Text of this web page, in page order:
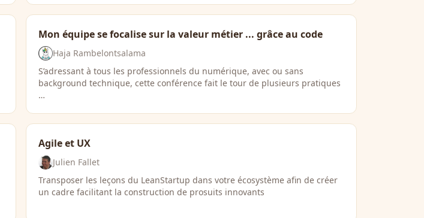
Mon équipe se focalise sur la valeur métier ... grâce au code
Haja Rambelontsalama
S’adressant à tous les professionnels du numérique, avec ou sans
background technique, cette conférence fait le tour de plusieurs pratiques
…
Agile et UX
Julien Fallet
Transposer les leçons du LeanStartup dans votre écosystème afin de créer
un cadre facilitant la construction de prosuits innovants